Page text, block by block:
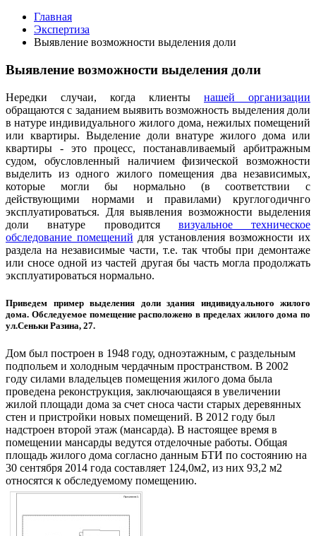
Главная
Экспертиза
Выявление возможности выделения доли
Выявление возможности выделения доли
Нередки случаи, когда клиенты нашей организации
обращаются с заданием выявить возможность выделения доли
в натуре индивидуального жилого дома, нежилых помещений
или квартиры. Выделение доли внатуре жилого дома или
квартиры - это процесс, постанавливаемый арбитражным
судом, обусловленный наличием физической возможности
выделить из одного жилого помещения два независимых,
которые могли бы нормально (в соответствии с
действующими нормами и правилами) круглогодичнго
эксплуатироваться. Для выявления возможности выделения
доли внатуре проводится визуальное техническое
обследование помещений для установления возможности их
раздела на независимые части, т.е. так чтобы при демонтаже
или сносе одной из частей другая бы часть могла продолжать
эксплуатироваться нормально.
Приведем пример выделения доли здания индивидуального жилого
дома. Обследуемое помещение расположено в пределах жилого дома по
ул.Сеньки Разина, 27.
Дом был построен в 1948 году, одноэтажным, с раздельным
подпольем и холодным чердачным пространством. В 2002
году силами владельцев помещения жилого дома была
проведена реконструкция, заключающаяся в увеличении
жилой площади дома за счет сноса части старых деревянных
стен и пристройки новых помещений. В 2012 году был
надстроен второй этаж (мансарда). В настоящее время в
помещении мансарды ведутся отделочные работы. Общая
площадь жилого дома согласно данным БТИ по состоянию на
30 сентября 2014 года составляет 124,0м2, из них 93,2 м2
относятся к обследуемому помещению.